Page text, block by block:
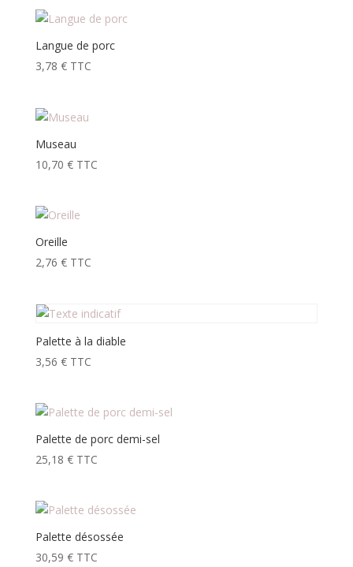
Langue de porc
3,78 € TTC
Museau
10,70 € TTC
Oreille
2,76 € TTC
Palette à la diable
3,56 € TTC
Palette de porc demi-sel
25,18 € TTC
Palette désossée
30,59 € TTC